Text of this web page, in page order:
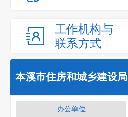
工作机构与
联系方式
本溪市住房和城乡建设局
办公单位